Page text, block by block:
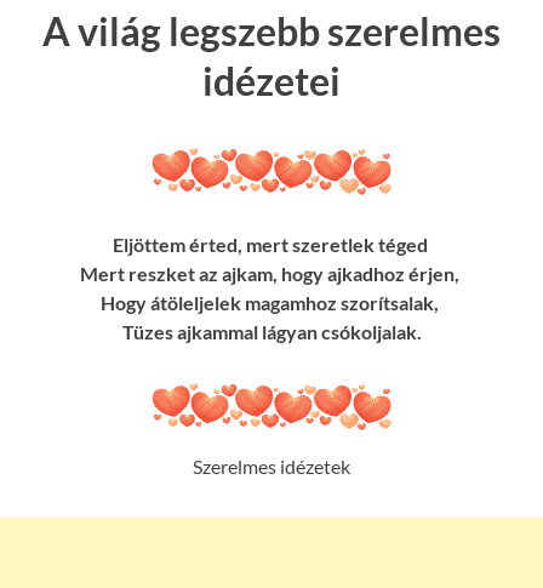
A világ legszebb szerelmes
idézetei
Eljöttem érted, mert szeretlek téged
Mert reszket az ajkam, hogy ajkadhoz érjen,
Hogy átöleljelek magamhoz szorítsalak,
Tüzes ajkammal lágyan csókoljalak.
Szerelmes idézetek